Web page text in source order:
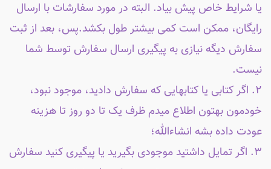
یا شرایط خاص پیش بیاد. البته در مورد سفارشات با ارسال
رایگان، ممکن است کمی بیشتر طول بکشد.پس، بعد از ثبت
سفارش دیگه نیازی به پیگیری ارسال سفارش توسط شما
نیست.
۲. اگر کتابی یا کتابهایی که سفارش دادید، موجود نبود،
خودمون بهتون اطلاع میدم ظرف یک تا دو روز تا هزینه
عودت داده بشه انشاءالله؛
۳. اگر تمایل داشتید موجودی بگیرید یا پیگیری کنید سفارش